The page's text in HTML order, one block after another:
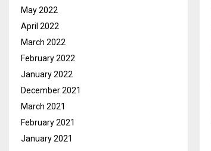
May 2022
April 2022
March 2022
February 2022
January 2022
December 2021
March 2021
February 2021
January 2021